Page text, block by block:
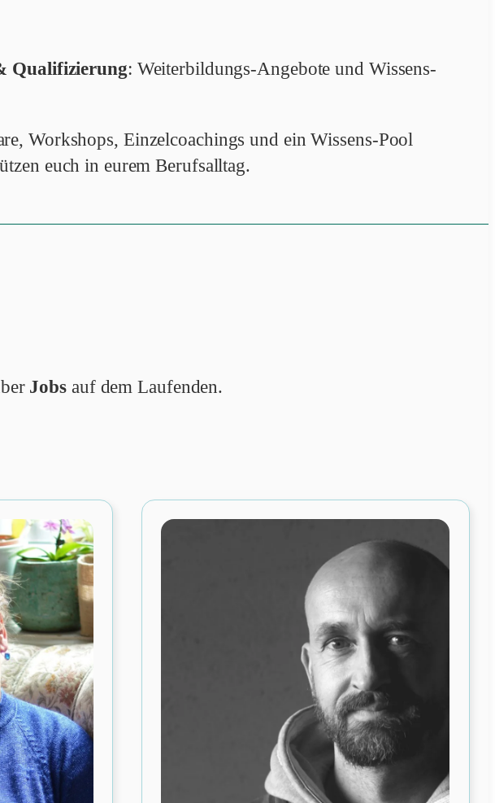
Qualifizierung: Weiterbildungs-Angebote und Wissens-
Workshops, Einzelcoachings und ein Wissens-Pool
euch in eurem Berufsalltag.
Jobs auf dem Laufenden.